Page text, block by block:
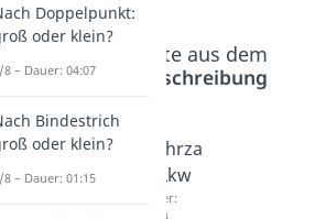
Beliebte Inhalte aus dem
Bereich
Rechtschreibung
Mehrza
hl
Mehrza
hl
Mehrza
hl Lkw
Dauer:
Doppelpunkt:
oder klein?
8 – Dauer: 04:07
Bindestrich
oder klein?
8 – Dauer: 01:15